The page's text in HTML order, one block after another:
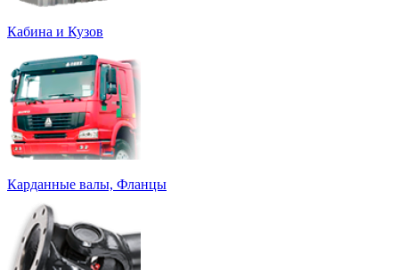
Кабина и Кузов
Карданные валы, Фланцы